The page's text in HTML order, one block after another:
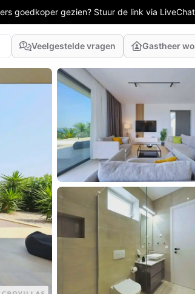
goedkoper gezien? Stuur de link via
Veelgestelde vragen Gastheer